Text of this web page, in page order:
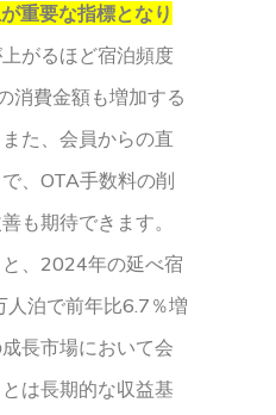
重要な指標となり
がるほど宿泊頻度
消費金額も増加する
た、会員からの直
、OTA手数料の削
も期待できます。
、2024年の延べ宿
泊で前年比6.7％増
長市場において会
は長期的な収益基